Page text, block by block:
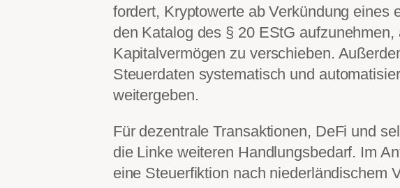
fordert, Kryptowerte ab Verkündung eines
den Katalog des § 20 EStG aufzunehmen,
Kapitalvermögen zu verschieben.
Steuerdaten systematisch und
weitergeben.
Für dezentrale Transaktionen, DeFi und
die Linke weiteren Handlungsbedarf. Im
eine Steuerfiktion nach niederländischem